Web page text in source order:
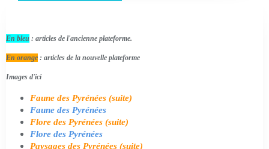
En bleu : articles de l'ancienne plateforme.
En orange : articles de la nouvelle plateforme
Images d'ici
Faune des Pyrénées (suite)
Faune des Pyrénées
Flore des Pyrénées (suite)
Flore des Pyrénées
Paysages des Pyrénées (suite)